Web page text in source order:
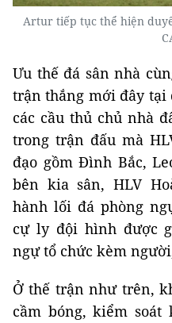
Artur tiếp tục thể hiện
Ưu thế đá sân nhà
trận thắng mới đây tại
các cầu thủ chủ nhà
trong trận đấu mà
đạo gồm Đình Bắc,
bên kia sân, HLV
hành lối đá phòng
cự ly đội hình được
ngự tổ chức kèm
Ở thế trận như trên,
cầm bóng, kiểm